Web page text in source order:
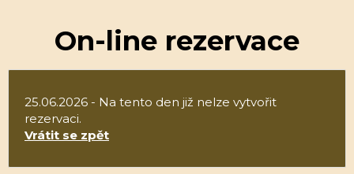
On-line rezervace
25.06.2026 - Na tento den již nelze vytvořit
rezervaci.
Vrátit se zpět